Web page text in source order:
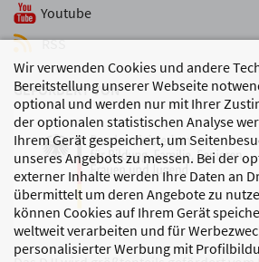
Wir verwenden Cookies und andere
Bereitstellung unserer Webseite
optional und werden nur mit Ihrer
der optionalen statistischen Analyse
Ihrem Gerät gespeichert, um
unseres Angebots zu messen. Bei der
externer Inhalte werden Ihre Daten an
übermittelt um deren Angebote zu
können Cookies auf Ihrem Gerät
weltweit verarbeiten und für
personalisierter Werbung mit
Youtube
RSS
GEFÖRDERT VON